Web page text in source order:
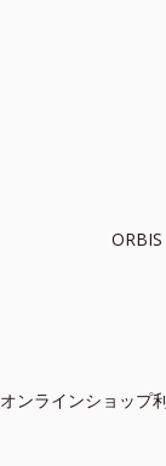
オンラインショップ